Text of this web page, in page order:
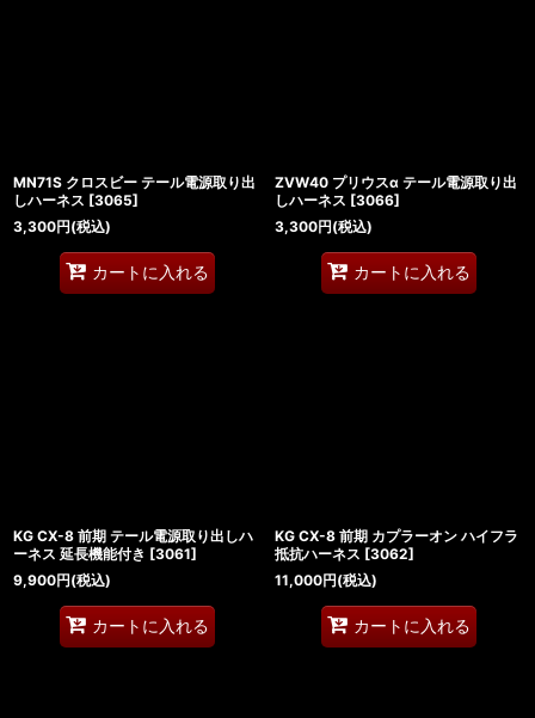
MN71S クロスビー テール電源取り出
しハーネス [3065]
3,300円(税込)
カートに入れる
ZVW40 プリウスα テール電源取り出
しハーネス [3066]
3,300円(税込)
カートに入れる
KG CX-8 前期 テール電源取り出しハ
ーネス 延長機能付き [3061]
9,900円(税込)
カートに入れる
KG CX-8 前期 カプラーオン ハイフラ
抵抗ハーネス [3062]
11,000円(税込)
カートに入れる